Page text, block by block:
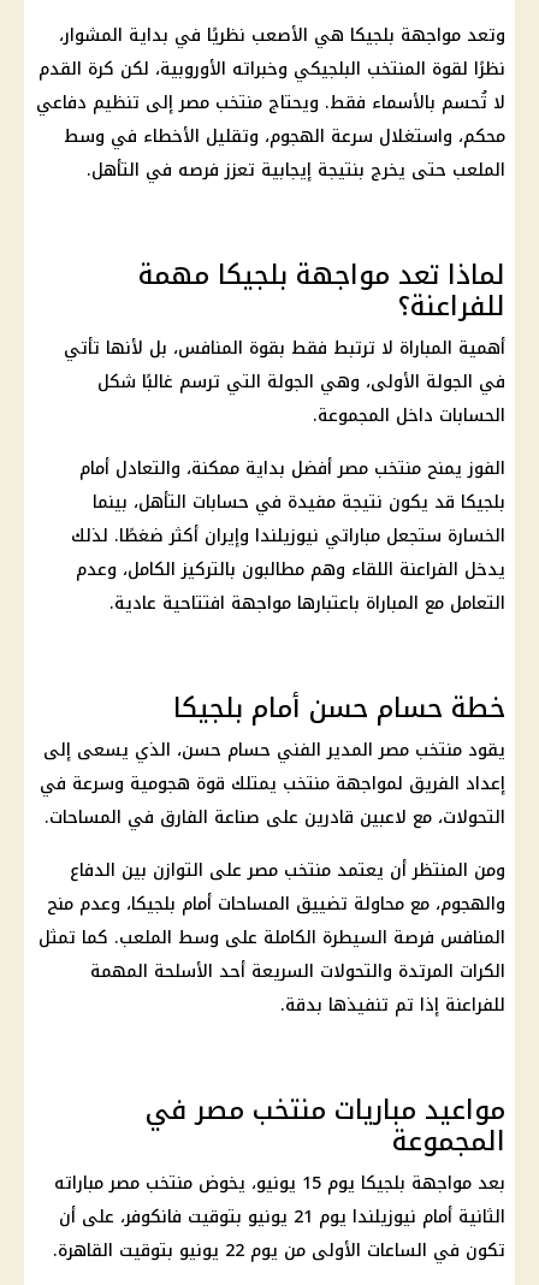
وتعد مواجهة بلجيكا هي الأصعب نظريًا في بداية المشوار،
نظرًا لقوة المنتخب البلجيكي وخبراته الأوروبية، لكن كرة القدم
لا تُحسم بالأسماء فقط. ويحتاج منتخب مصرإلى تنظيم دفاعي
محكم، واستغلال سرعة الهجوم، وتقليل الأخطاء في وسط
الملعب حتى يخرج بنتيجة إيجابية تعزز فرصه في التأهل.
لماذا تعد مواجهة بلجيكا مهمة
للفراعنة؟
أهمية المباراة لا ترتبط فقط بقوة المنافس، بل لأنها تأتي
في الجولة الأولى، وهي الجولة التي ترسم غالبًا شكل
الحسابات داخل المجموعة.
الفوز يمنح منتخب مصرأفضل بداية ممكنة، والتعادل أمام
بلجيكا قد يكون نتيجة مفيدة في حسابات التأهل، بينما
الخسارة ستجعل مباراتي نيوزيلندا وإيران أكثر ضغطًا. لذلك
يدخل الفراعنة اللقاء وهم مطالبون بالتركيز الكامل، وعدم
التعامل مع المباراة باعتبارها مواجهة افتتاحية عادية.
خطة حسام حسن أمام بلجيكا
يقود منتخب مصرالمدير الفني حسام حسن، الذي يسعى إلى
إعداد الفريق لمواجهة منتخب يمتلك قوة هجومية وسرعة في
التحولات، مع لاعبين قادرين على صناعة الفارق في المساحات.
ومن المنتظر أن يعتمد منتخب مصرعلى التوازن بين الدفاع
والهجوم، مع محاولة تضييق المساحات أمام بلجيكا، وعدم منح
المنافس فرصة السيطرة الكاملة على وسط الملعب. كما تمثل
الكرات المرتدة والتحولات السريعة أحد الأسلحة المهمة
للفراعنة إذا تم تنفيذها بدقة.
مواعيد مباريات منتخب مصر في
المجموعة
بعد مواجهة بلجيكا يوم 15 يونيو، يخوض منتخب مصرمباراته
الثانية أمام نيوزيلندا يوم 21 يونيو بتوقيت فانكوفر، على أن
تكون في الساعات الأولى من يوم 22 يونيو بتوقيت القاهرة.